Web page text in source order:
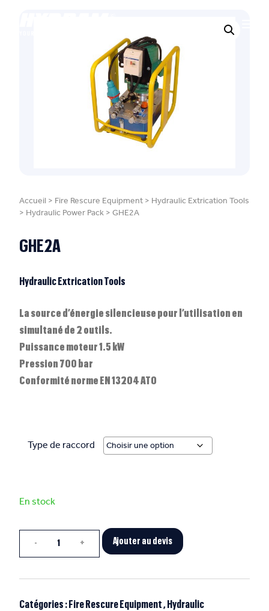
Accueil > Fire Rescure Equipment > Hydraulic Extrication Tools
> Hydraulic Power Pack > GHE2A
GHE2A
Hydraulic Extrication Tools
La source d’énergie silencieuse pour l’utilisation en
simultané de 2 outils.
Puissance moteur 1.5 kW
Pression 700 bar
Conformité norme EN 13204 ATO
Type de raccord
En stock
Ajouter au devis
Catégories : Fire Rescure Equipment, Hydraulic